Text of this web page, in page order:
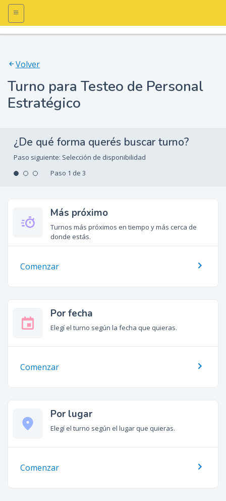
Volver
Turno para Testeo de Personal
Estratégico
¿De qué forma querés buscar turno?
Paso siguiente: Selección de disponibilidad
Paso 1 de 3
Más próximo
Turnos más próximos en tiempo y más cerca de
donde estás.
Comenzar
Por fecha
Elegí el turno según la fecha que quieras.
Comenzar
place
Por lugar
Elegí el turno según el lugar que quieras.
Comenzar